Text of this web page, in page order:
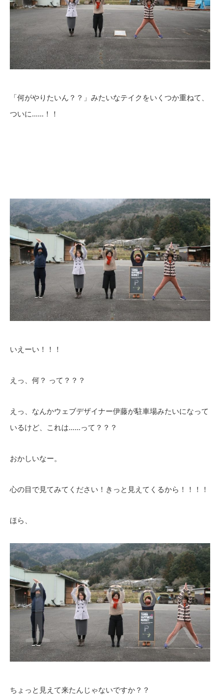
「何がやりたいん？？」みたいなテイクをいくつか重ねて、
ついに……！！
いえーい！！！
えっ、何？ って？？？
えっ、なんかウェブデザイナー伊藤が駐車場みたいになって
いるけど、これは……って？？？
おかしいなー。
心の目で見てみてください！きっと見えてくるから！！！！
ほら、
ちょっと見えて来たんじゃないですか？？